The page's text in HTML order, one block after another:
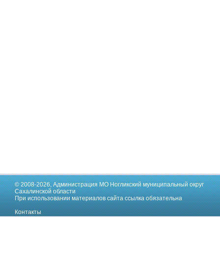
© 2008-2026,Администрация МО Ногликский муниципальный округ
Сахалинской области
При использовании материалов сайта ссылка обязательна
Контакты